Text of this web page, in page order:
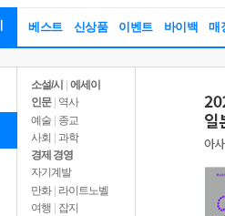
베스트 신상품 이벤트 바이백 매
소설/시
에세이
인문
역사
예술 | 종교
사회 | 과학
경제 경영
자기계발
만화 | 라이트노벨
여행
잡지